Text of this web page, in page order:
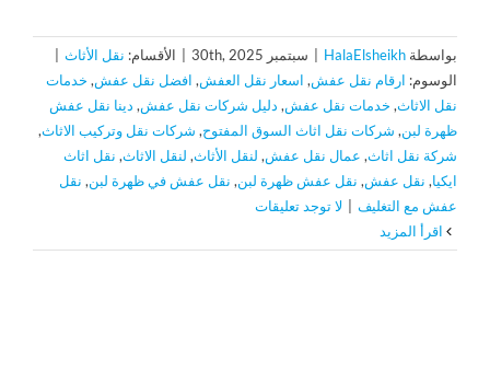
بواسطة HalaElsheikh سبتمبر 30th, 2025 الأقسام: نقل الأثاث
الوسوم: ارقام نقل عفش, اسعار نقل العفش, افضل نقل عفش, خدمات
نقل الاثاث, خدمات نقل عفش, دليل شركات نقل عفش, دينا نقل عفش
ظهرة لبن, شركات نقل اثاث السوق المفتوح, شركات نقل وتركيب الاثاث,
شركة نقل اثاث, عمال نقل عفش, لنقل الأثاث, لنقل الاثاث, نقل اثاث
ايكيا, نقل عفش, نقل عفش ظهرة لبن, نقل عفش في ظهرة لبن, نقل
عفش مع التغليف
لا توجد تعليقات